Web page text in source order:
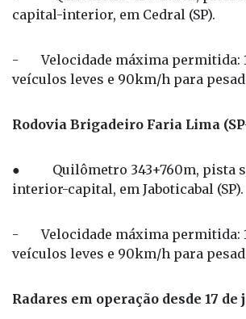
capital-interior, em Cedral (SP).
- Velocidade máxima permitida:
veículos leves e 90km/h para
Rodovia Brigadeiro Faria Lima
● Quilômetro 343+760m, pista
interior-capital, em Jaboticabal (SP).
- Velocidade máxima permitida:
veículos leves e 90km/h para
Radares em operação desde 17 de